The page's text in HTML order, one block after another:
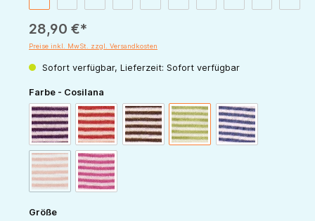
28,90 €*
Preise inkl. MwSt. zzgl. Versandkosten
Sofort verfügbar, Lieferzeit: Sofort verfügbar
Farbe - Cosilana
pflaume-naturrot-natur schoko-naturgrün-naturmarine-natur
orange-natur
(Diese Option ist zurzeit nicht verfügbar.)
pink-natur
Größeauswählen